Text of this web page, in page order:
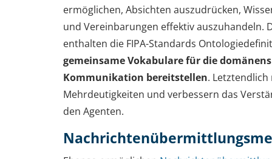
ermöglichen, Absichten auszudrücken,
und Vereinbarungen effektiv auszuhandeln.
enthalten die FIPA-Standards
gemeinsame Vokabulare für die
Kommunikation bereitstellen.
Mehrdeutigkeiten und verbessern das
den Agenten.